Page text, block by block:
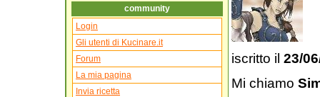
community
Login
Gli utenti di Kucinare.it
Forum
La mia pagina
Invia ricetta
iscritto il 23/
Mi chiamo